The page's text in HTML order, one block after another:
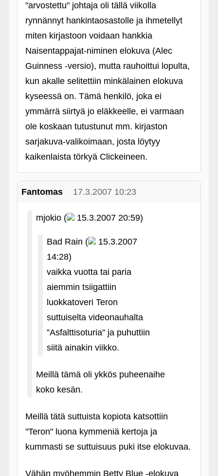
"arvostettu" johtaja oli tällä viikolla
rynnännyt hankintaosastolle ja ihmetellyt
miten kirjastoon voidaan hankkia
Naisentappajat-niminen elokuva (Alec
Guinness ‑versio), mutta rauhoittui lopulta,
kun akalle selitettiin minkälainen elokuva
kyseessä on. Tämä henkilö, joka ei
ymmärrä siirtyä jo eläkkeelle, ei varmaan
ole koskaan tutustunut mm. kirjaston
sarjakuva-valikoimaan, josta löytyy
kaikenlaista törkyä Clickeineen.
Fantomas 17.3.2007 10:23
mjokio ( 15.3.2007 20:59)
Bad Rain (
15.3.2007
14:28)
vaikka vuotta tai paria
aiemmin tsiigattiin
luokkatoveri Teron
suttuiselta videonauhalta
”Asfalttisoturia” ja puhuttiin
siitä ainakin viikko.
Meillä tämä oli ykkös puheenaihe
koko kesän.
Meillä tätä suttuista kopiota katsottiin
"Teron" luona kymmeniä kertoja ja
kummasti se suttuisuus puki itse elokuvaa.
Vähän myöhemmin Betty Blue ‑elokuva